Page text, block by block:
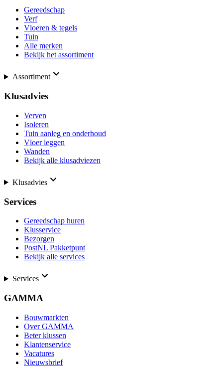
Gereedschap
Verf
Vloeren & tegels
Tuin
Alle merken
Bekijk het assortiment
Assortiment
Klusadvies
Verven
Isoleren
Tuin aanleg en onderhoud
Vloer leggen
Wanden
Bekijk alle klusadviezen
Klusadvies
Services
Gereedschap huren
Klusservice
Bezorgen
PostNL Pakketpunt
Bekijk alle services
Services
GAMMA
Bouwmarkten
Over GAMMA
Beter klussen
Klantenservice
Vacatures
Nieuwsbrief